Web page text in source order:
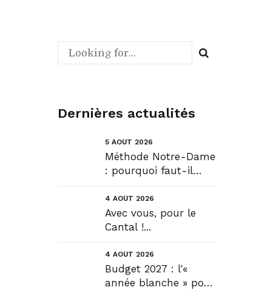
Dernières actualités
5 AOÛT 2026
Méthode Notre-Dame
: pourquoi faut-il
construire !? Allons
plus loin !...
4 AOÛT 2026
Avec vous, pour le
Cantal !...
4 AOÛT 2026
Budget 2027 : l'«
année blanche » pour